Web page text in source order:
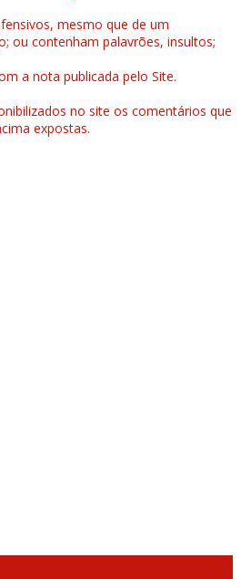
mesmo que de um
ou contenham palavrões, insultos;
a nota publicada pelo Site.
no site os comentários que
expostas.